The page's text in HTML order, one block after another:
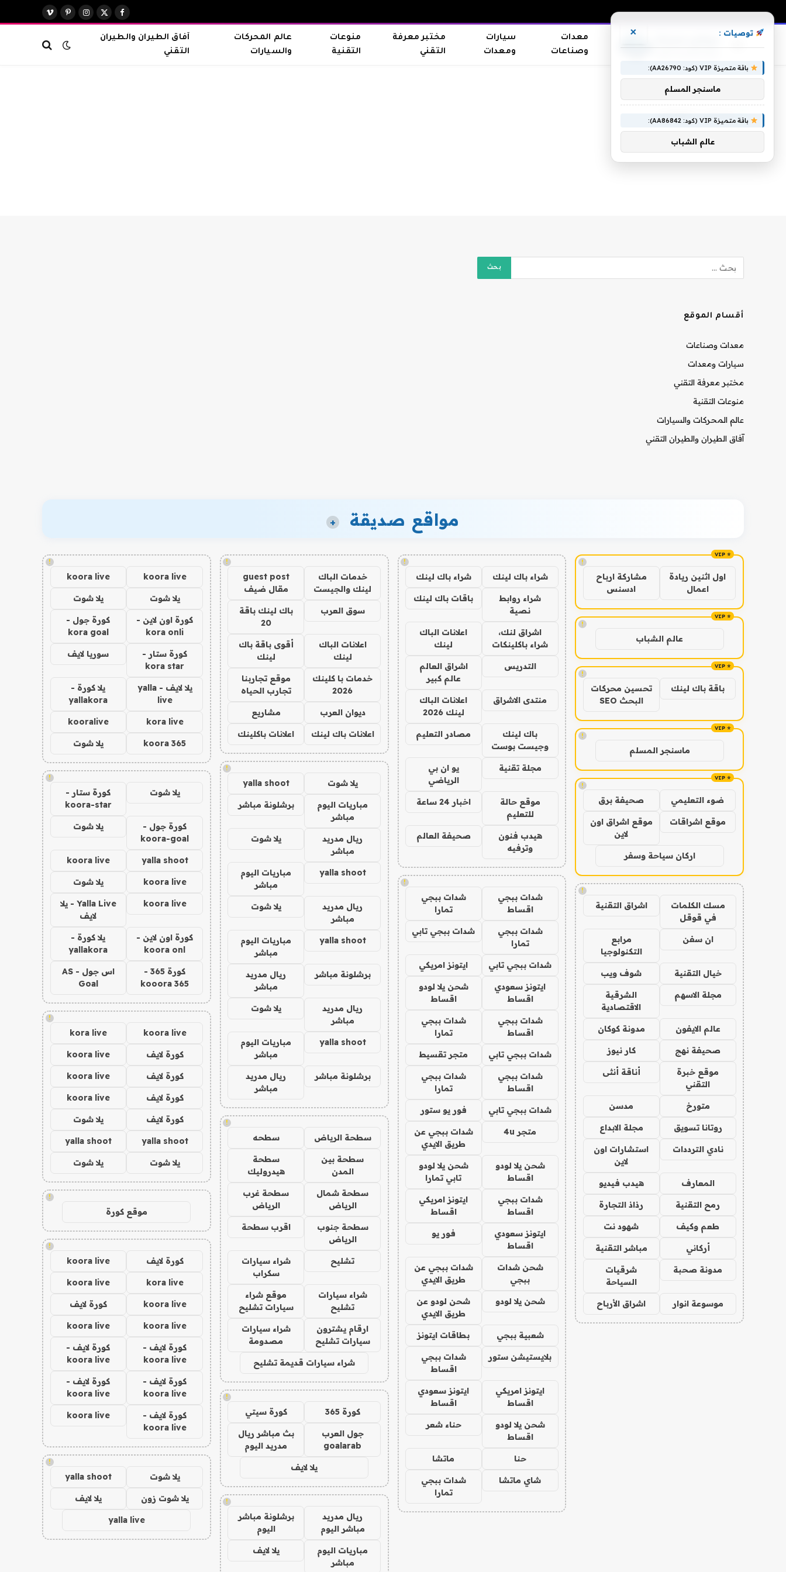
فيسبوك
X
الانستغرامبينتيريست
فيميو
معدات
وصناعات
سيارات
ومعدات
مختبر معرفة
التقني
منوعات
التقنية
عالم المحركات
والسيارات
آفاق الطيران والطيران
التقني
منتخب الطائره
أقسام الموقع
معدات وصناعات
سيارات ومعدات
مختبر معرفة التقني
منوعات التقنية
عالم المحركات والسيارات
آفاق الطيران والطيران التقني
مواقع صديقة +
!
اول اثنين ريادة
اعمال
مشاركة ارباح
ادسنس
!
عالم الشباب
!
باقة باك لينك
تحسين محركات
البحث SEO
!
ماسنجر المسلم
!
ضوء التعليمي صحيفة برق
موقع اشراقات
موقع اشراق اون
لاين
اركان سياحة وسفر
!
مسك الكلمات
في قوقل
اشراق التقنية
ان سفن
مرابع
التكنولوجيا
خيال التقنية شوف ويب
مجلة الاسهم
الشرقية
الاقتصادية
عالم الايفون مدونة كوكان
صحيفة نهج كار نيوز
موقع خبرة
التقني
أناقة أنثى
متورخ مدسن
روتانا تسويق مجلة الابداع
نادي الترددات
استشارات اون
لاين
المعارف هيدب فيديو
رمح التقنية رذاذ التجارة
طعم وكيف شهود نت
أركاني مباشر التقنية
مدونة صحبة
شرقيات
السياحة
موسوعة انوار اشراق الأرباح
!
شراء باك لينك شراء باك لينك
شراء روابط
نصية
باقات باك لينك
اشراق لنك،
شراء باكلينكات
اعلانات الباك
لينك
التدريس
اشراق العالم
عالم كبير
منتدى الاشراق
اعلانات الباك
لينك 2026
باك لينك
وجيست بوست
مصادر التعليم
مجلة تقنية
يو ان بي
الرياضي
موقع حالة
للتعليم
اخبار 24 ساعة
هيدب فنون
وترفيه
صحيفة العالم
!
شدات ببجي
اقساط
شدات ببجي
تمارا
شدات ببجي
تمارا
شدات ببجي تابي
شدات ببجي تابي ايتونز امريكي
ايتونز سعودي
اقساط
شحن يلا لودو
اقساط
شدات ببجي
اقساط
شدات ببجي
تمارا
شدات ببجي تابي متجر تقسيط
شدات ببجي
اقساط
شدات ببجي
تمارا
شدات ببجي تابي فور يو ستور
متجر 4u
شدات ببجي عن
طريق الايدي
شحن يلا لودو
اقساط
شحن يلا لودو
تابي تمارا
شدات ببجي
اقساط
ايتونز امريكي
اقساط
ايتونز سعودي
اقساط
فور يو
شحن شدات
ببجي
شدات ببجي عن
طريق الايدي
شحن يلا لودو
شحن لودو عن
طريق الايدي
شعبية ببجي بطاقات ايتونز
بلايستيشن ستور
شدات ببجي
اقساط
ايتونز امريكي
اقساط
ايتونز سعودي
اقساط
شحن يلا لودو
اقساط
حناء شعر
حنا ماتشا
شاي ماتشا
شدات ببجي
تمارا
!
خدمات الباك
لينك والجيست
guest post
مقال ضيف
سوق العرب
باك لينك باقة
20
اعلانات الباك
لينك
أقوى باقة باك
لينك
خدمات با كلينك
2026
موقع تجاربنا
تجارب الحياه
ديوان العرب مشاريع
اعلانات باك لينك اعلانات باكلينك
!
يلا شوت yalla shoot
مباريات اليوم
مباشر
برشلونة مباشر
ريال مدريد
مباشر
يلا شوت
yalla shoot
مباريات اليوم
مباشر
ريال مدريد
مباشر
يلا شوت
yalla shoot
مباريات اليوم
مباشر
برشلونة مباشر
ريال مدريد
مباشر
ريال مدريد
مباشر
يلا شوت
yalla shoot
مباريات اليوم
مباشر
برشلونة مباشر
ريال مدريد
مباشر
!
سطحة الرياض سطحه
سطحة بين
المدن
سطحة
هيدروليك
سطحة شمال
الرياض
سطحة غرب
الرياض
سطحة جنوب
الرياض
اقرب سطحة
تشليح
شراء سيارات
سكراب
شراء سيارات
تشليح
موقع شراء
سيارات تشليح
ارقام يشترون
سيارات تشليح
شراء سيارات
مصدومة
شراء سيارات قديمة تشليح
!
كورة 365 كورة سيتي
جول العرب
goalarab
بث مباشر ريال
مدريد اليوم
يلا لايف
!
ريال مدريد
مباشر اليوم
برشلونة مباشر
اليوم
مباريات اليوم
مباشر
يلا لايف
!
koora live
koora live
يلا شوت يلا شوت
كورة اون لاين -
kora onli
كورة جول -
kora goal
كورة ستار -
kora star
سوريا لايف
يلا لايف - yalla
live
يلا كورة -
yallakora
kora live
kooralive
koora 365 يلا شوت
!
يلا شوت
كورة ستار -
koora-star
كورة جول -
koora-goal
يلا شوت
yalla shoot
koora live
koora live يلا شوت
koora live
Yalla Live - يلا
لايف
كورة اون لاين -
koora onl
يلا كورة -
yallakora
كورة 365 -
kooora 365
اس جول - AS
Goal
!
koora live
kora live
كورة لايف koora live
كورة لايف koora live
كورة لايف koora live
كورة لايف يلا شوت
yalla shoot
yalla shoot
يلا شوت يلا شوت
!
موقع كورة
!
كورة لايف koora live
kora live
koora live
koora live كورة لايف
koora live
koora live
كورة لايف -
koora live
كورة لايف -
koora live
كورة لايف -
koora live
كورة لايف -
koora live
كورة لايف -
koora live
koora live
!
يلا شوت yalla shoot
يلا شوت زون يلا لايف
yalla live
توصيات : ×
باقة متميزة VIP (كود: AA26790):
ماسنجر المسلم
باقة متميزة VIP (كود: AA86842):
عالم الشباب